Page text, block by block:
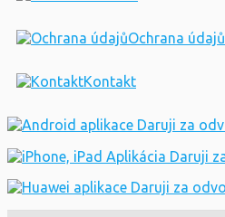
Ochrana údajů
Kontakt